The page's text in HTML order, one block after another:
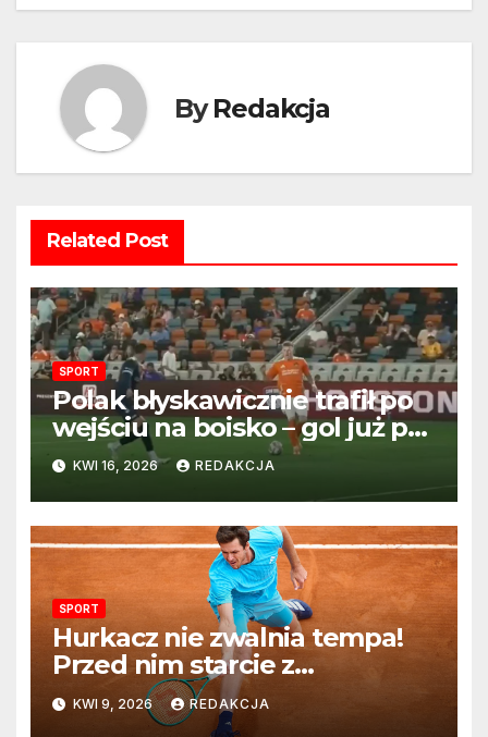
ByRedakcja
Related Post
SPORT
Polak błyskawicznie trafił po
wejściu na boisko – gol już po
22 sekundach!
KWI 16, 2026 REDAKCJA
SPORT
Hurkacz nie zwalnia tempa!
Przed nim starcie z
Vacherotem w trzeciej
rundzie Monte Carlo
KWI 9, 2026 REDAKCJA